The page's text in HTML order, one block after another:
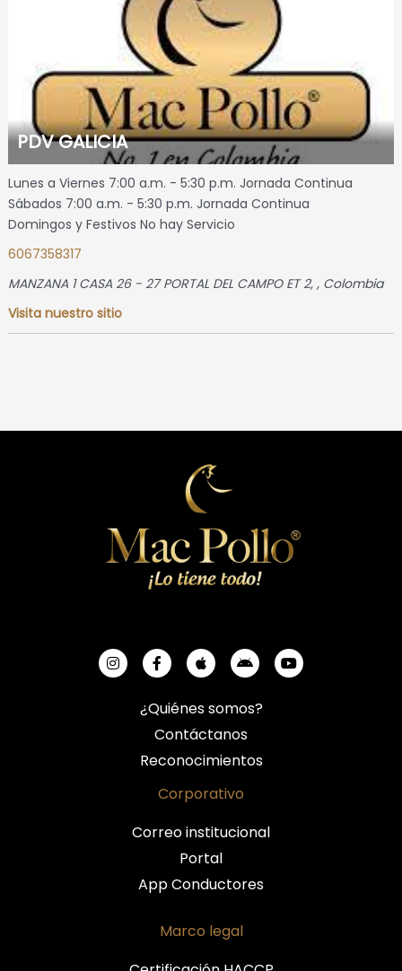
PDV GALICIA
Lunes a Viernes 7:00 a.m. - 5:30 p.m. Jornada Continua
Sábados 7:00 a.m. - 5:30 p.m. Jornada Continua
Domingos y Festivos No hay Servicio
6067358317
MANZANA 1 CASA 26 - 27 PORTAL DEL CAMPO ET 2, , Colombia
Visita nuestro sitio
¿Quiénes somos?
Contáctanos
Reconocimientos
Corporativo
Correo institucional
Portal
App Conductores
Marco legal